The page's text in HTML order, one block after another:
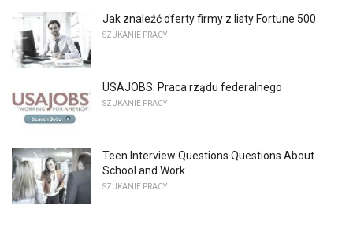
Jak znaleźć oferty firmy z listy Fortune 500
SZUKANIE PRACY
USAJOBS: Praca rządu federalnego
SZUKANIE PRACY
Teen Interview Questions Questions About
School and Work
SZUKANIE PRACY